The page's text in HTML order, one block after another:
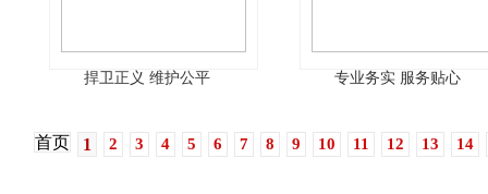
捍卫正义 维护公平 专业务实 服务贴心
首页 1 2 3 4 5 6 7 8 9 10 11 12 13 14